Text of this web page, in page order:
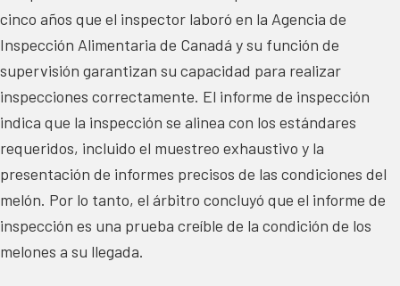
cinco años que el inspector laboró en la Agencia de
Inspección Alimentaria de Canadá y su función de
supervisión garantizan su capacidad para realizar
inspecciones correctamente. El informe de inspección
indica que la inspección se alinea con los estándares
requeridos, incluido el muestreo exhaustivo y la
presentación de informes precisos de las condiciones del
melón. Por lo tanto, el árbitro concluyó que el informe de
inspección es una prueba creíble de la condición de los
melones a su llegada.